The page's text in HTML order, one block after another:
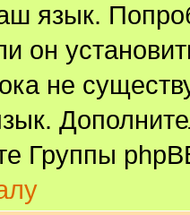
язык.
он
не
Группы